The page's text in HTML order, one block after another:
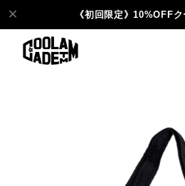
《初回限定》10%OFF